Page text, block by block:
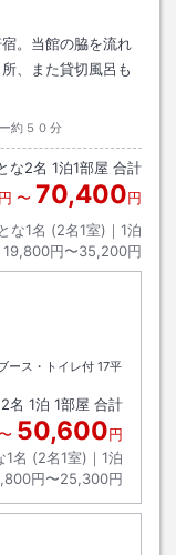
。当館の脇を流れ
、また貸切風呂も
約５０分
な2名 1泊1部屋 合計
円 〜 70,400円
な1名 (2名1室)｜ 1泊
19,800円〜35,200円
ース・トイレ付 17平
2名 1泊 1部屋 合計
50,600円
1名 (2名1室)｜ 1泊
円〜25,300円